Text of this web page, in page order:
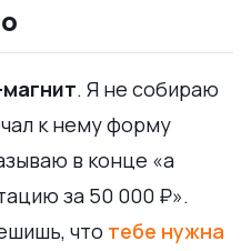
. Я не собираю
к нему форму
в конце «а
за 50 000 ₽».
что тебе нужна